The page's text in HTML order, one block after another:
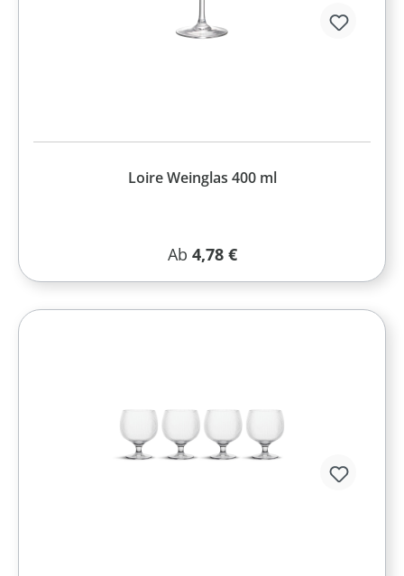
Loire Weinglas 400 ml
Regulärer Preis:
Ab 4,78 €